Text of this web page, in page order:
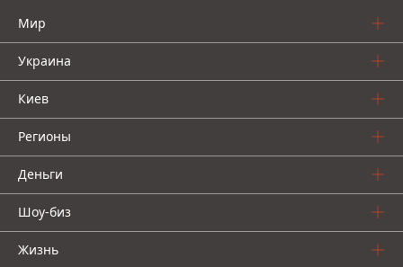
Мир
Украина
Киев
Регионы
Деньги
Шоу-биз
Жизнь